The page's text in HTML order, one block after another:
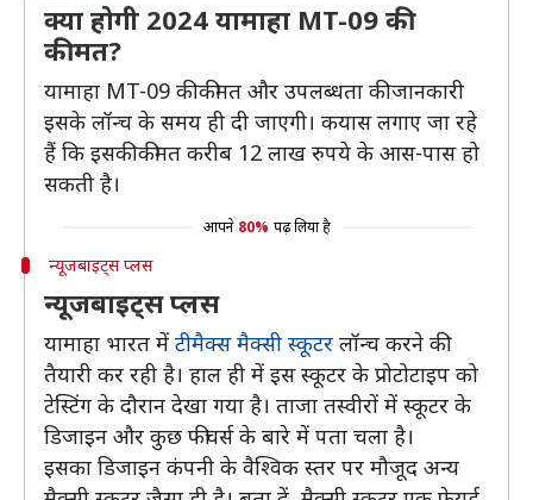
क्या होगी 2024 यामाहा MT-09 की
कीमत?
यामाहा MT-09 की कीमत और उपलब्धता की जानकारी
इसके लॉन्च के समय ही दी जाएगी। कयास लगाए जा रहे
हैं कि इसकी कीमत करीब 12 लाख रुपये के आस-पास हो
सकती है।
आपने 80% पढ़ लिया है
न्यूजबाइट्स प्लस
न्यूजबाइट्स प्लस
यामाहा भारत में टीमैक्स मैक्सी स्कूटर लॉन्च करने की
तैयारी कर रही है। हाल ही में इस स्कूटर के प्रोटोटाइप को
टेस्टिंग के दौरान देखा गया है। ताजा तस्वीरों में स्कूटर के
डिजाइन और कुछ फीचर्स के बारे में पता चला है।
इसका डिजाइन कंपनी के वैश्विक स्तर पर मौजूद अन्य